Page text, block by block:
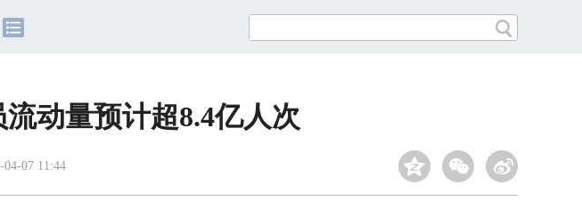
动量预计超8.4亿人次
04-07 11:44